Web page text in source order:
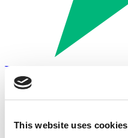
This website uses cookies
Trustpilot
Betalen met: